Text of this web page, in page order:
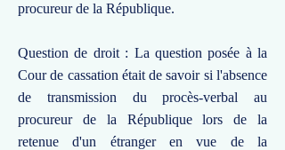
procureur de la République.
Question de droit : La question posée à la
Cour de cassation était de savoir si l'absence
de transmission du procès-verbal au
procureur de la République lors de la
retenue d'un étranger en vue de la